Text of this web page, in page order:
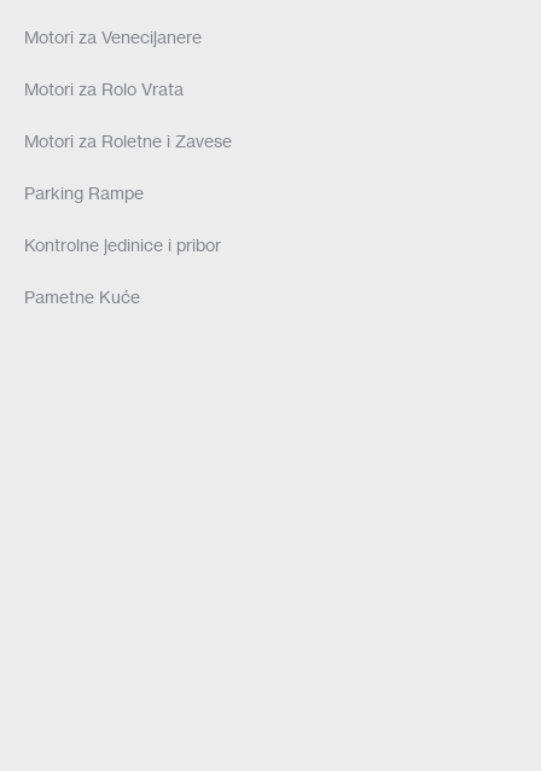
Motori za Venecijanere
Motori za Rolo Vrata
Motori za Roletne i Zavese
Parking Rampe
Kontrolne jedinice i pribor
Pametne Kuće